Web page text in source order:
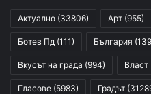
Актуално (33806) Арт (955)
Ботев Пд (111) България
Вкусът на града (994) Власт
Гласове (5983) Градът